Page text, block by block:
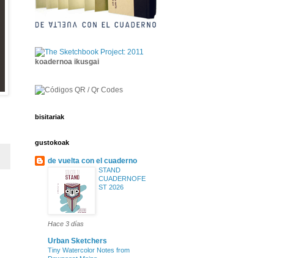
koadernoa ikusgai
bisitariak
gustokoak
de vuelta con el cuaderno
STAND
CUADERNOFE
ST 2026
Hace 3 días
Urban Sketchers
Tiny Watercolor Notes from